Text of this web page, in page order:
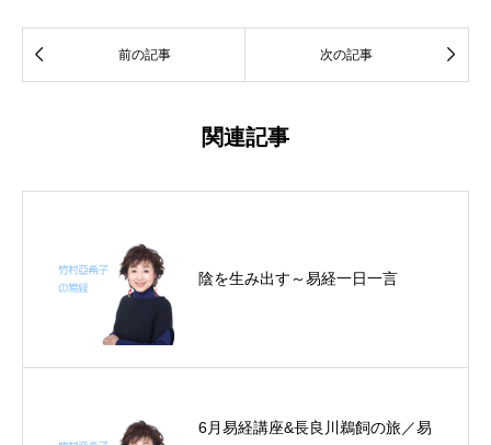
 前の記事 次の記事 
関連記事
陰を生み出す～易経一日一言
6月易経講座&長良川鵜飼の旅／易